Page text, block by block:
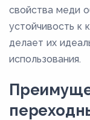
70
76,1
8
80
88,9
свойства меди
устойчивость к
делает их
использования.